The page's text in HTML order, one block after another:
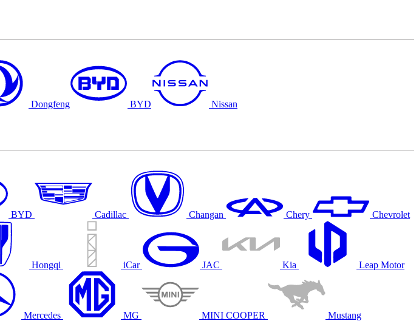
Dongfeng BYD Nissan
BYD Cadillac Changan Chery Chevrolet
Hongqi iCar JAC Kia Leap Motor
Mercedes MG MINI COOPER Mustang